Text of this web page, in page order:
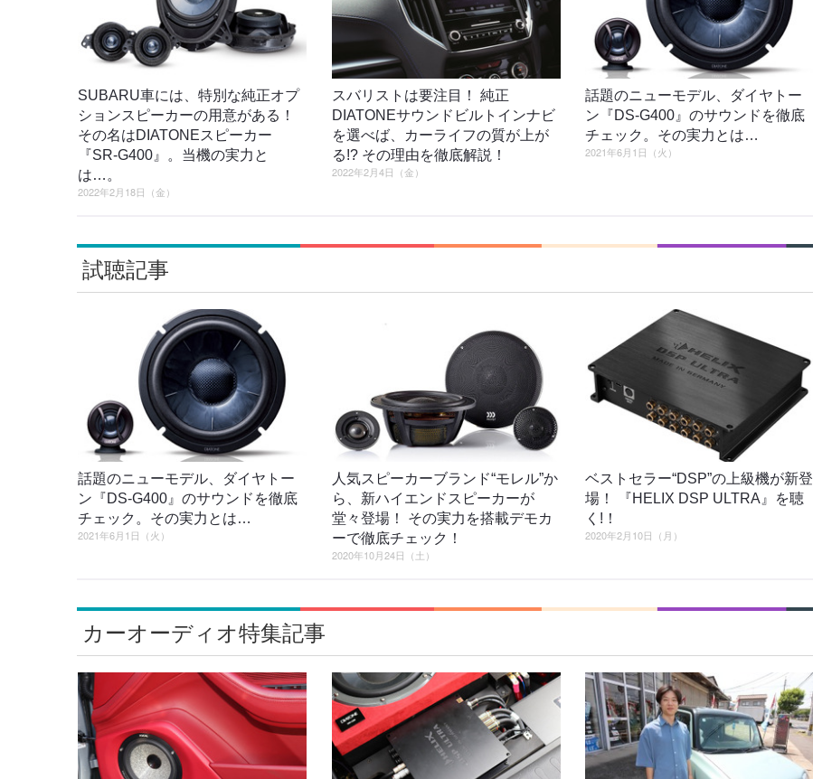
SUBARU車には、特別な純正オプ
ションスピーカーの用意がある！
その名はDIATONEスピーカー
『SR-G400』。当機の実力と
は…。
2022年2月18日（金）
スバリストは要注目！ 純正
DIATONEサウンドビルトインナビ
を選べば、カーライフの質が上が
る!? その理由を徹底解説！
2022年2月4日（金）
話題のニューモデル、ダイヤトー
ン『DS-G400』のサウンドを徹底
チェック。その実力とは…
2021年6月1日（火）
試聴記事
話題のニューモデル、ダイヤトー
ン『DS-G400』のサウンドを徹底
チェック。その実力とは…
2021年6月1日（火）
人気スピーカーブランド“モレル”か
ら、新ハイエンドスピーカーが
堂々登場！ その実力を搭載デモカ
ーで徹底チェック！
2020年10月24日（土）
ベストセラー“DSP”の上級機が新登
場！ 『HELIX DSP ULTRA』を聴
く!！
2020年2月10日（月）
カーオーディオ特集記事